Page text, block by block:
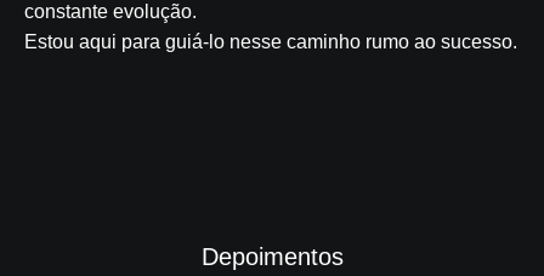
constante evolução.
Estou aqui para guiá-lo nesse caminho rumo ao sucesso.
Depoimentos